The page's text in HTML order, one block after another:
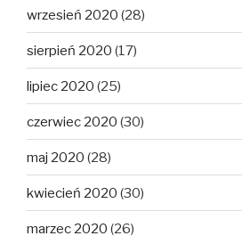
wrzesień 2020 (28)
sierpień 2020 (17)
lipiec 2020 (25)
czerwiec 2020 (30)
maj 2020 (28)
kwiecień 2020 (30)
marzec 2020 (26)